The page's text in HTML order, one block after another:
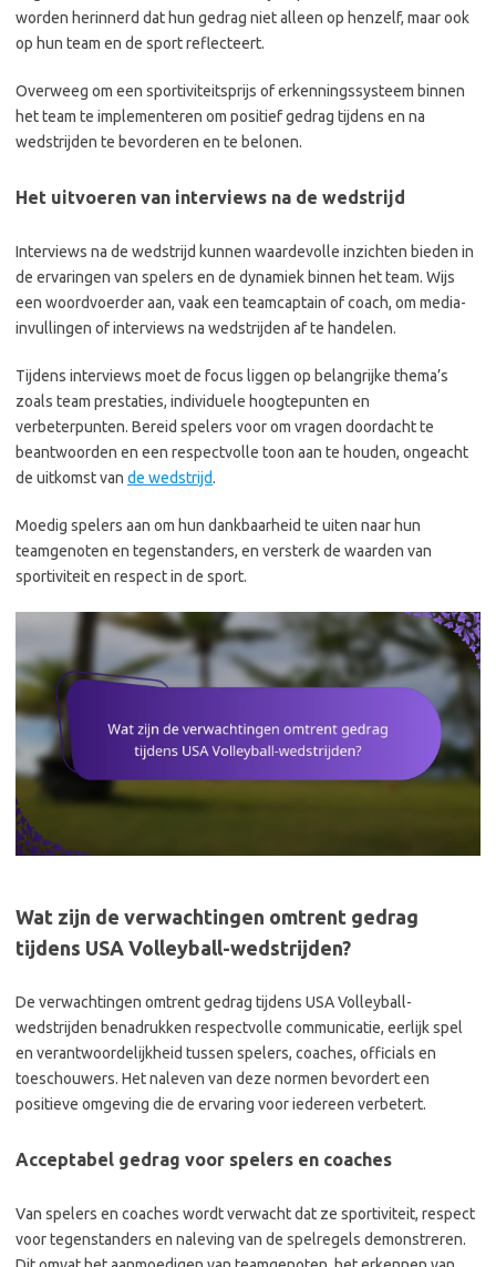
worden herinnerd dat hun gedrag niet alleen op henzelf, maar ook
op hun team en de sport reflecteert.
Overweeg om een sportiviteitsprijs of erkenningssysteem binnen
het team te implementeren om positief gedrag tijdens en na
wedstrijden te bevorderen en te belonen.
Het uitvoeren van interviews na de wedstrijd
Interviews na de wedstrijd kunnen waardevolle inzichten bieden in
de ervaringen van spelers en de dynamiek binnen het team. Wijs
een woordvoerder aan, vaak een teamcaptain of coach, om media-
invullingen of interviews na wedstrijden af te handelen.
Tijdens interviews moet de focus liggen op belangrijke thema’s
zoals team prestaties, individuele hoogtepunten en
verbeterpunten. Bereid spelers voor om vragen doordacht te
beantwoorden en een respectvolle toon aan te houden, ongeacht
de uitkomst van de wedstrijd.
Moedig spelers aan om hun dankbaarheid te uiten naar hun
teamgenoten en tegenstanders, en versterk de waarden van
sportiviteit en respect in de sport.
Wat zijn de verwachtingen omtrent gedrag
tijdens USA Volleyball-wedstrijden?
De verwachtingen omtrent gedrag tijdens USA Volleyball-
wedstrijden benadrukken respectvolle communicatie, eerlijk spel
en verantwoordelijkheid tussen spelers, coaches, officials en
toeschouwers. Het naleven van deze normen bevordert een
positieve omgeving die de ervaring voor iedereen verbetert.
Acceptabel gedrag voor spelers en coaches
Van spelers en coaches wordt verwacht dat ze sportiviteit, respect
voor tegenstanders en naleving van de spelregels demonstreren.